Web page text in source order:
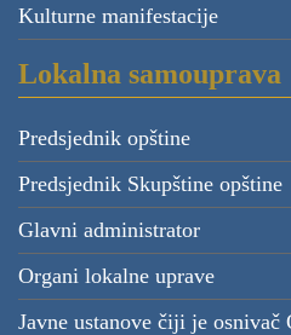
Kulturne manifestacije
Lokalna samouprava
Predsjednik opštine
Predsjednik Skupštine opštine
Glavni administrator
Organi lokalne uprave
Javne ustanove čiji je osnivač